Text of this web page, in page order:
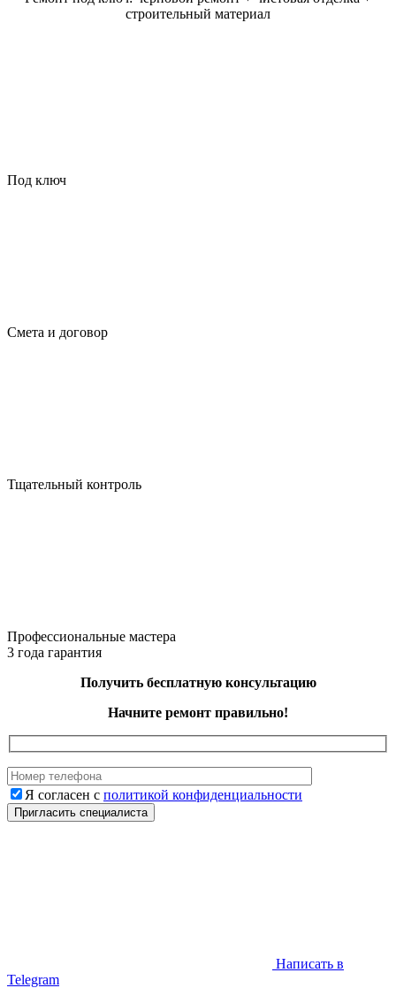
строительный материал
Под ключ
Смета и договор
Тщательный контроль
Профессиональные мастера
3 года гарантия
Получить бесплатную консультацию
Начните ремонт правильно!
Я согласен с политикой конфиденциальности
Написать в
Telegram